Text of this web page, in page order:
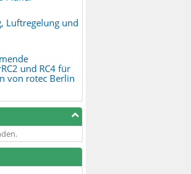
Luftregelung und
und RC4 für
von rotec Berlin